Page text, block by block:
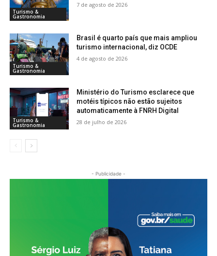
Turismo &
Gastronomia
7 de agosto de 2026
Turismo &
Gastronomia
Brasil é quarto país que mais ampliou
turismo internacional, diz OCDE
4 de agosto de 2026
Turismo &
Gastronomia
Ministério do Turismo esclarece que
motéis típicos não estão sujeitos
automaticamente à FNRH Digital
28 de julho de 2026
- Publicidade -